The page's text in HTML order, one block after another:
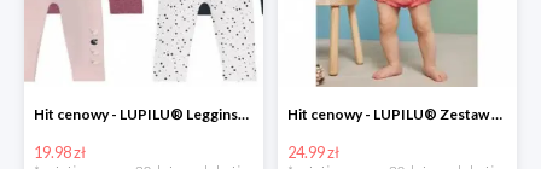
Hit cenowy - LUPILU® Legginsy niemowlęce z biobawełną, 2 pary
19.98 zł
Hit cenowy - LUPILU® Zestaw dziecięcy z biobawełny (body + koszulka + spodenki), 1 komplet
24.99 zł